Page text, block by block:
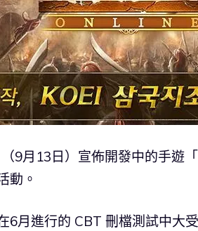
9月13日）宣佈開發中的手遊
動。
6月進行的 CBT 刪檔測試中大